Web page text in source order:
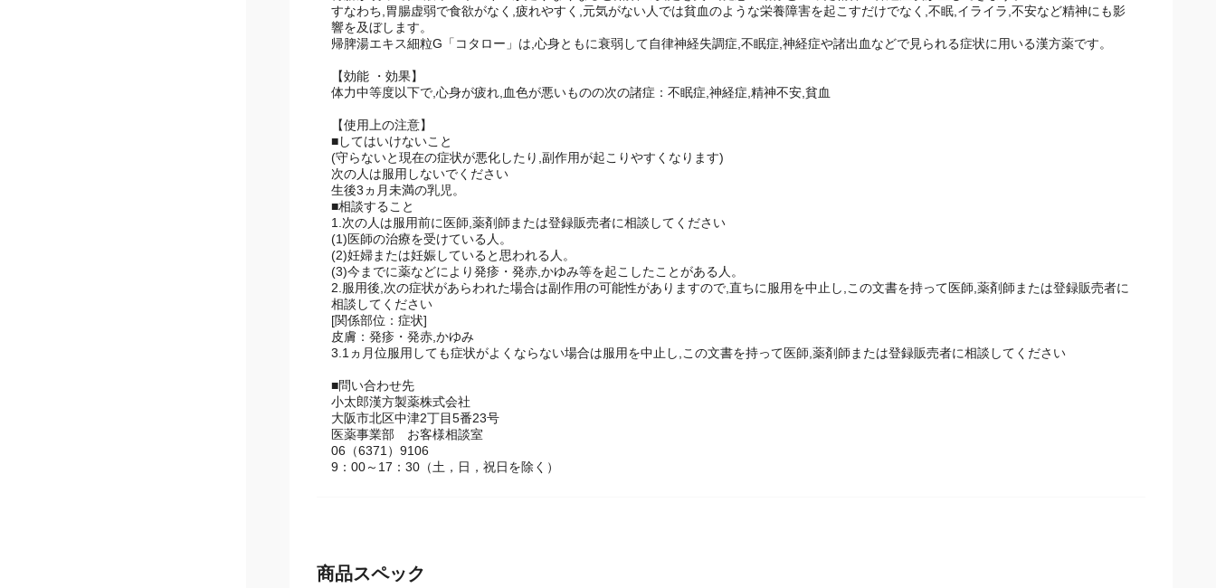
胃腸が弱って,血液やエネルギーが足りなくなると,精神の安定を失い,健忘・動悸といった精神・神経症状が生じてきます。
すなわち,胃腸虚弱で食欲がなく,疲れやすく,元気がない人では貧血のような栄養障害を起こすだけでなく,不眠,イライラ,不安など精神にも影
響を及ぼします。
【効能 ・効果】
【使用上の注意】
■してはいけないこと
(守らないと現在の症状が悪化したり,副作用が起こりやすくなります)
次の人は服用しないでください
生後3ヵ月未満の乳児。
■相談すること
1.次の人は服用前に医師,薬剤師または登録販売者に相談してください
(1)医師の治療を受けている人。
(2)妊婦または妊娠していると思われる人。
(3)今までに薬などにより発疹・発赤,かゆみ等を起こしたことがある人。
2.服用後,次の症状があらわれた場合は副作用の可能性がありますので,直ちに服用を中止し,この文書を持って医師,薬剤師または登録販売者に
相談してください
[関係部位：症状]
皮膚：発疹・発赤,かゆみ
■問い合わせ先
小太郎漢方製薬株式会社
大阪市北区中津2丁目5番23号
医薬事業部 お客様相談室
06（6371）9106